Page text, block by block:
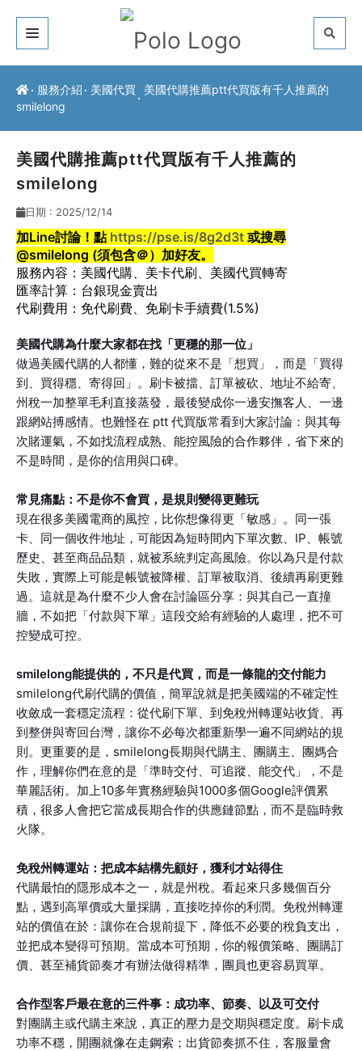
關於我們
服務介紹
常見問題
最新公告
聯絡方式
服務介紹 美國代買
美國代購推薦ptt代買版有千人推薦的
smilelong
美國代購推薦ptt代買版有千人推薦的
smilelong
日期 : 2025/12/14
加Line討論！點 https://pse.is/8g2d3t 或搜尋
@smilelong (須包含＠）加好友。
服務內容： 美國代購、 美卡代刷、 美國代買轉寄
匯率計算：台銀現金賣出
代刷費用：免代刷費、免刷卡手續費(1.5%)
美國代購為什麼大家都在找「更穩的那一位」
做過美國代購的人都懂，難的從來不是「想買」，而是「買得
到、買得穩、寄得回」。刷卡被擋、訂單被砍、地址不給寄、
州稅一加整單毛利直接蒸發，最後變成你一邊安撫客人、一邊
跟網站搏感情。也難怪在 ptt 代買版常看到大家討論：與其每
次賭運氣，不如找流程成熟、能控風險的合作夥伴，省下來的
不是時間，是你的信用與口碑。
常見痛點：不是你不會買，是規則變得更難玩
現在很多美國電商的風控，比你想像得更「敏感」。同一張
卡、同一個收件地址，可能因為短時間內下單次數、IP、帳號
歷史、甚至商品品類，就被系統判定高風險。你以為只是付款
失敗，實際上可能是帳號被降權、訂單被取消、後續再刷更難
過。這就是為什麼不少人會在討論區分享：與其自己一直撞
牆，不如把「付款與下單」這段交給有經驗的人處理，把不可
控變成可控。
smilelong能提供的，不只是代買，而是一條龍的交付能力
smilelong代刷代購的價值，簡單說就是把美國端的不確定性
收斂成一套穩定流程：從代刷下單、到免稅州轉運站收貨、再
到整併與寄回台灣，讓你不必每次都重新學一遍不同網站的規
則。更重要的是，smilelong長期與代購主、團購主、團媽合
作，理解你們在意的是「準時交付、可追蹤、能交代」，不是
華麗話術。加上10多年實務經驗與1000多個Google評價累
積，很多人會把它當成長期合作的供應鏈節點，而不是臨時救
火隊。
免稅州轉運站：把成本結構先顧好，獲利才站得住
代購最怕的隱形成本之一，就是州稅。看起來只多幾個百分
點，遇到高單價或大量採購，直接吃掉你的利潤。免稅州轉運
站的價值在於：讓你在合規前提下，降低不必要的稅負支出，
並把成本變得可預期。當成本可預期，你的報價策略、團購訂
價、甚至補貨節奏才有辦法做得精準，團員也更容易買單。
合作型客戶最在意的三件事：成功率、節奏、以及可交付
對團購主或代購主來說，真正的壓力是交期與穩定度。刷卡成
功率不穩，開團就像在走鋼索；出貨節奏抓不住，客服量會